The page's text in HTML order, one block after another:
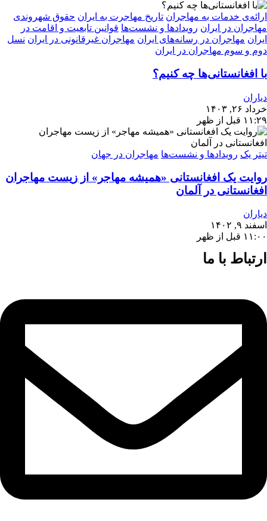
ارائه‌ی خدمات به مهاجران تاریخ مهاجرت به ایران حقوق شهروندی
مهاجران در ایران رویدادها و نشست‌ها قوانین تابعیت و اقامت در
ایران مهاجران در رسانه‌های ایران مهاجران غیرقانونی در ایران نسل
دوم و سوم مهاجران در ایران
با افغانستانی‌ها چه کنیم؟
دیاران
خرداد ۲۶, ۱۴۰۳
۱۱:۲۹ قبل از ظهر
تیتر یک رویدادها و نشست‌ها مهاجران در جهان
روایت یک افغانستانی «همیشه مهاجر» از زیست مهاجران
افغانستانی در آلمان
دیاران
اسفند ۹, ۱۴۰۲
۱۱:۰۰ قبل از ظهر
ارتباط با ما